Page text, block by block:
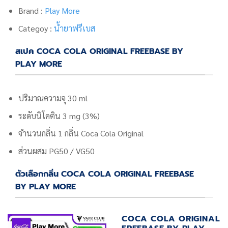
Brand : Play More
Categoy : น้ำยาฟรีเบส
สเปค COCA COLA ORIGINAL FREEBASE BY
PLAY MORE
ปริมาณความจุ 30 ml
ระดับนิโคติน 3 mg (3%)
จำนวนกลิ่น 1 กลิ่น Coca Cola Original
ส่วนผสม PG50 / VG50
ตัวเลือกกลิ่น COCA COLA ORIGINAL FREEBASE
BY PLAY MORE
COCA COLA ORIGINAL